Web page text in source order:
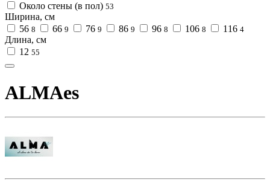
Около стены (в пол) 53
Ширина, см
56 8 66 9 76 9 86 9 96 8 106 8 116 4
Длина, см
12 55
ALMAes